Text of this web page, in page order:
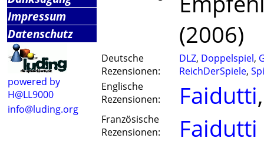
Impressum
Datenschutz
powered by
H@LL9000
info@luding.org
(2006)
Deutsche
Rezensionen:
DLZ, Doppelspiel,
ReichDerSpiele,
Englische
Rezensionen:
Faidutti
Französische
Rezensionen:
Faidutti